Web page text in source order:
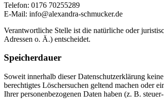
Telefon: 0176 70255289
E-Mail: info@alexandra-schmucker.de
Verantwortliche Stelle ist die natürliche oder
Adressen o. Ä.) entscheidet.
Speicherdauer
Soweit innerhalb dieser Datenschutzerklärung
berechtigtes Löschersuchen geltend machen oder
Ihrer personenbezogenen Daten haben (z. B.